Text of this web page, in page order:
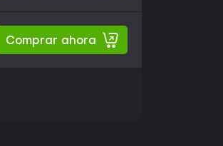
Comprar ahora